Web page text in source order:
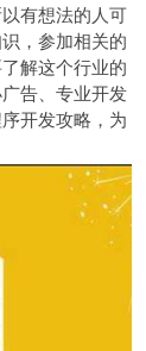
有想法的人可
，参加相关的
解这个行业的
告、专业开发
开发攻略，为